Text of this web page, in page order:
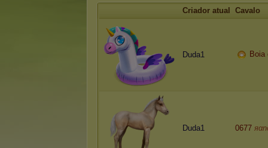
Criador atual Cavalo
Duda1 Boia
Duda1 0677